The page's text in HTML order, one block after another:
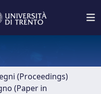
(Proceedings)
(Paper in